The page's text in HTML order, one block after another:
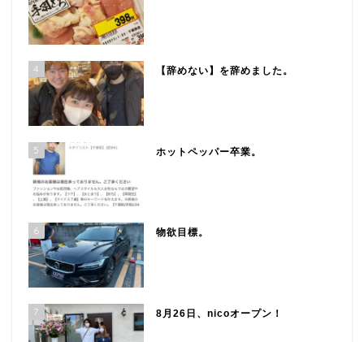
4 【辞めない】を辞めました。
5 ホットペッパー卒業。
6 物欲目標。
7 8月26日、nicoオープン！